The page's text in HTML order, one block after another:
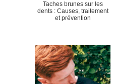
Taches brunes sur les
dents : Causes, traitement
et prévention